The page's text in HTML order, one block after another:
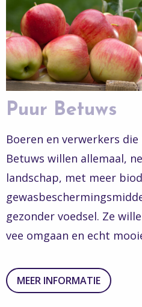
Puur Betuws
Boeren en verwerkers
Betuws willen allemaal,
landschap, met meer
gezonder voedsel. Ze
vee omgaan en echt
MEER INFORMATIE